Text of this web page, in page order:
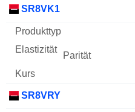
WKN Typ
SR8VK1
SR8VRY